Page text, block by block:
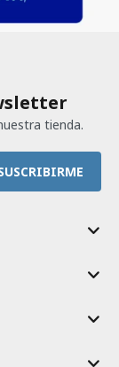
tienda.